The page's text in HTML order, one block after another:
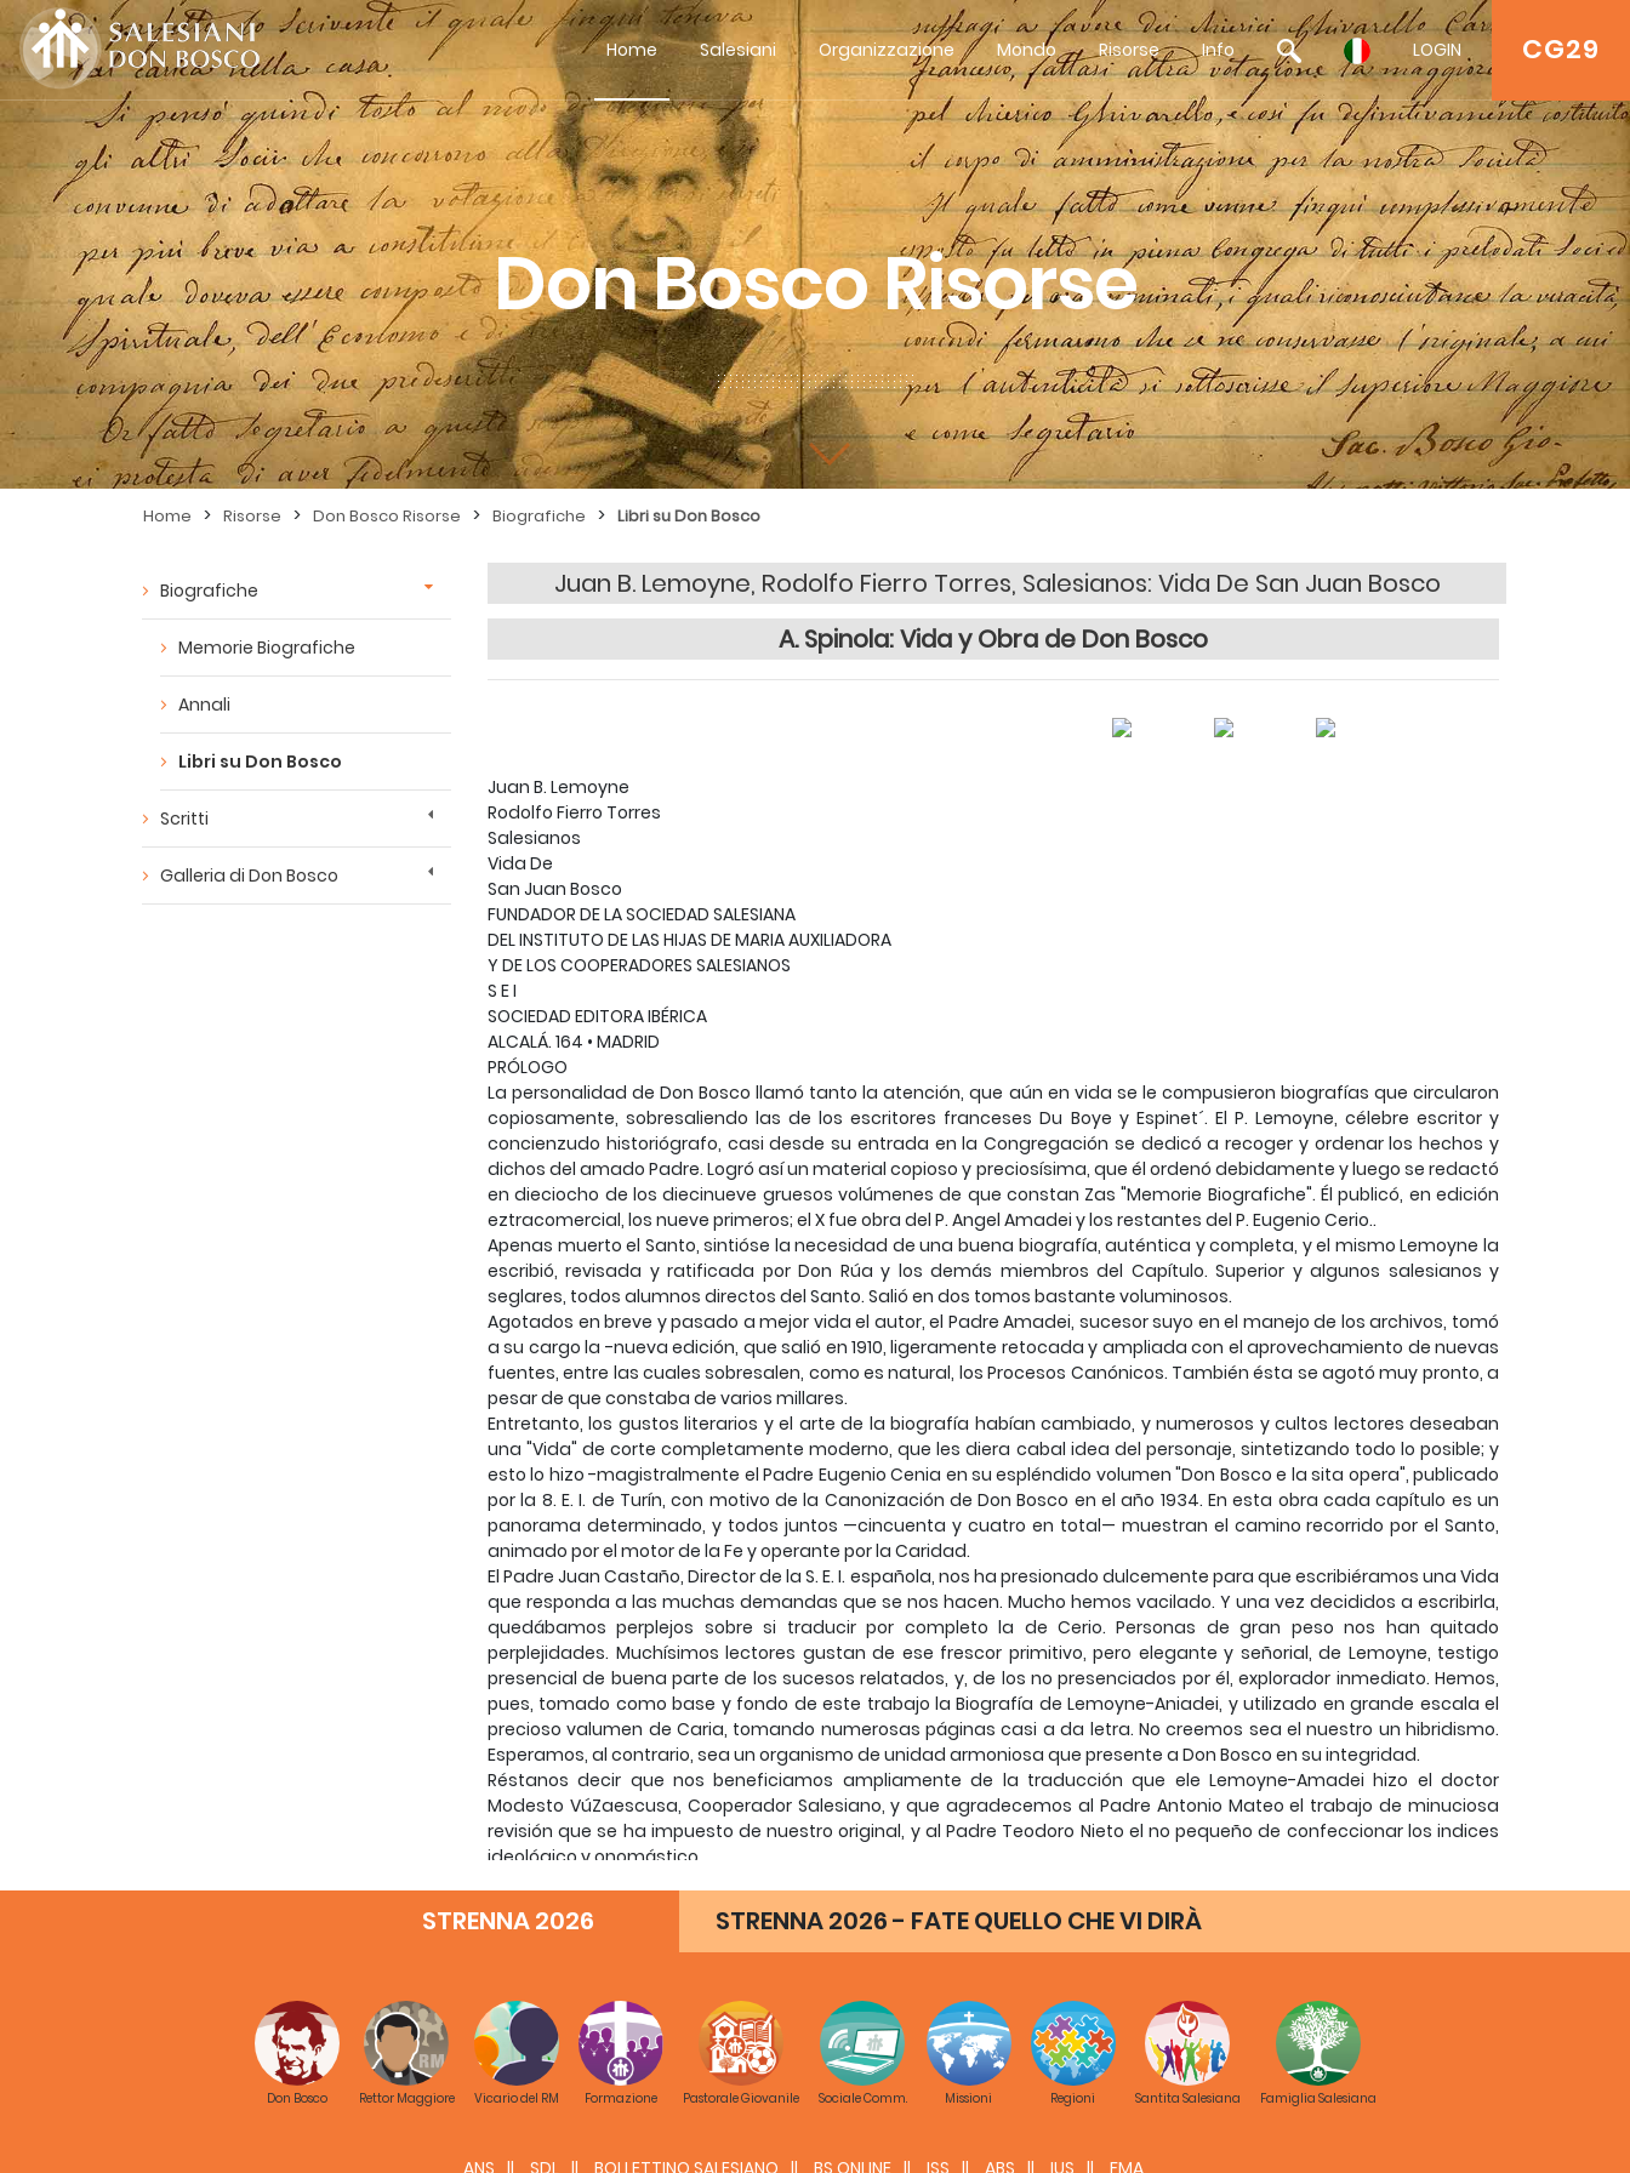
CG29
Home Salesiani Organizzazione Mondo Risorse Info LOGIN
Don Bosco Risorse
Home > Risorse > Don Bosco Risorse > Biografiche > Libri su Don Bosco
Biografiche
Memorie Biografiche
Annali
Libri su Don Bosco
Scritti
Galleria di Don Bosco
Juan B. Lemoyne, Rodolfo Fierro Torres, Salesianos: Vida De San Juan Bosco
A. Spinola: Vida y Obra de Don Bosco
Juan B. Lemoyne
Rodolfo Fierro Torres
Salesianos
Vida De
San Juan Bosco
FUNDADOR DE LA SOCIEDAD SALESIANA
DEL INSTITUTO DE LAS HIJAS DE MARIA AUXILIADORA
Y DE LOS COOPERADORES SALESIANOS
S E I
SOCIEDAD EDITORA IBÉRICA
ALCALÁ. 164 • MADRID
PRÓLOGO
La personalidad de Don Bosco llamó tanto la atención, que aún en vida se le compusieron biografías que circularon
copiosamente, sobresaliendo las de los escritores franceses Du Boye y Espinet´. El P. Lemoyne, célebre escritor y
concienzudo historiógrafo, casi desde su entrada en la Congregación se dedicó a recoger y ordenar los hechos y
dichos del amado Padre. Logró así un material copioso y preciosísima, que él ordenó debidamente y luego se redactó
en dieciocho de los diecinueve gruesos volúmenes de que constan Zas "Memorie Biografiche". Él publicó, en edición
eztracomercial, los nueve primeros; el X fue obra del P. Angel Amadei y los restantes del P. Eugenio Cerio..
Apenas muerto el Santo, sintióse la necesidad de una buena biografía, auténtica y completa, y el mismo Lemoyne la
escribió, revisada y ratificada por Don Rúa y los demás miembros del Capítulo. Superior y algunos salesianos y
seglares, todos alumnos directos del Santo. Salió en dos tomos bastante voluminosos.
Agotados en breve y pasado a mejor vida el autor, el Padre Amadei, sucesor suyo en el manejo de los archivos, tomó
a su cargo la -nueva edición, que salió en 1910, ligeramente retocada y ampliada con el aprovechamiento de nuevas
fuentes, entre las cuales sobresalen, como es natural, los Procesos Canónicos. También ésta se agotó muy pronto, a
pesar de que constaba de varios millares.
Entretanto, los gustos literarios y el arte de la biografía habían cambiado, y numerosos y cultos lectores deseaban
una "Vida" de corte completamente moderno, que les diera cabal idea del personaje, sintetizando todo lo posible; y
esto lo hizo -magistralmente el Padre Eugenio Cenia en su espléndido volumen "Don Bosco e la sita opera", publicado
por la 8. E. I. de Turín, con motivo de la Canonización de Don Bosco en el año 1934. En esta obra cada capítulo es un
panorama determinado, y todos juntos —cincuenta y cuatro en total— muestran el camino recorrido por el Santo,
animado por el motor de la Fe y operante por la Caridad.
El Padre Juan Castaño, Director de la S. E. I. española, nos ha presionado dulcemente para que escribiéramos una Vida
que responda a las muchas demandas que se nos hacen. Mucho hemos vacilado. Y una vez decididos a escribirla,
quedábamos perplejos sobre si traducir por completo la de Cerio. Personas de gran peso nos han quitado
perplejidades. Muchísimos lectores gustan de ese frescor primitivo, pero elegante y señorial, de Lemoyne, testigo
presencial de buena parte de los sucesos relatados, y, de los no presenciados por él, explorador inmediato. Hemos,
pues, tomado como base y fondo de este trabajo la Biografía de Lemoyne-Aniadei, y utilizado en grande escala el
precioso valumen de Caria, tomando numerosas páginas casi a da letra. No creemos sea el nuestro un hibridismo.
Esperamos, al contrario, sea un organismo de unidad armoniosa que presente a Don Bosco en su integridad.
Réstanos decir que nos beneficiamos ampliamente de la traducción que ele Lemoyne-Amadei hizo el doctor
Modesto VúZaescusa, Cooperador Salesiano, y que agradecemos al Padre Antonio Mateo el trabajo de minuciosa
revisión que se ha impuesto de nuestro original, y al Padre Teodoro Nieto el no pequeño de confeccionar los indices
ideológico y onomástico.
documentos", la del Padre Eladio Egaña y la de don Manuel Greña. Como compendios, son notables los del Padre
Beobide, del Padre Juan Romero y del Padre Alcántara.
En francés es notable la del Padre Auffray, que le valió el premio de la Academia Francesa, y recientemente la del
La de Lemoyne tendrá siempre el encanto de lo inmediato y la riqueza anecdótica, como contemporáneo que fue del
Santo y que por añadidura vivió largos años a su lado en intimidad completa.
Fuentes principales de esta Biografía:
ARCHIVO DE LA SOCIEDAD SALESIANA: millares de carpetas ordenadas según el Sistema Decimal por el R. P. Tomás
historiador de la Congregación Salesiana.
STRENNA 2026 STRENNA 2026 - FATE QUELLO CHE VI DIRÀ
Don Bosco Rettor Maggiore Vicario del RM Formazione Pastorale Giovanile Sociale Comm. Missioni Regioni Santita Salesiana Famiglia Salesiana